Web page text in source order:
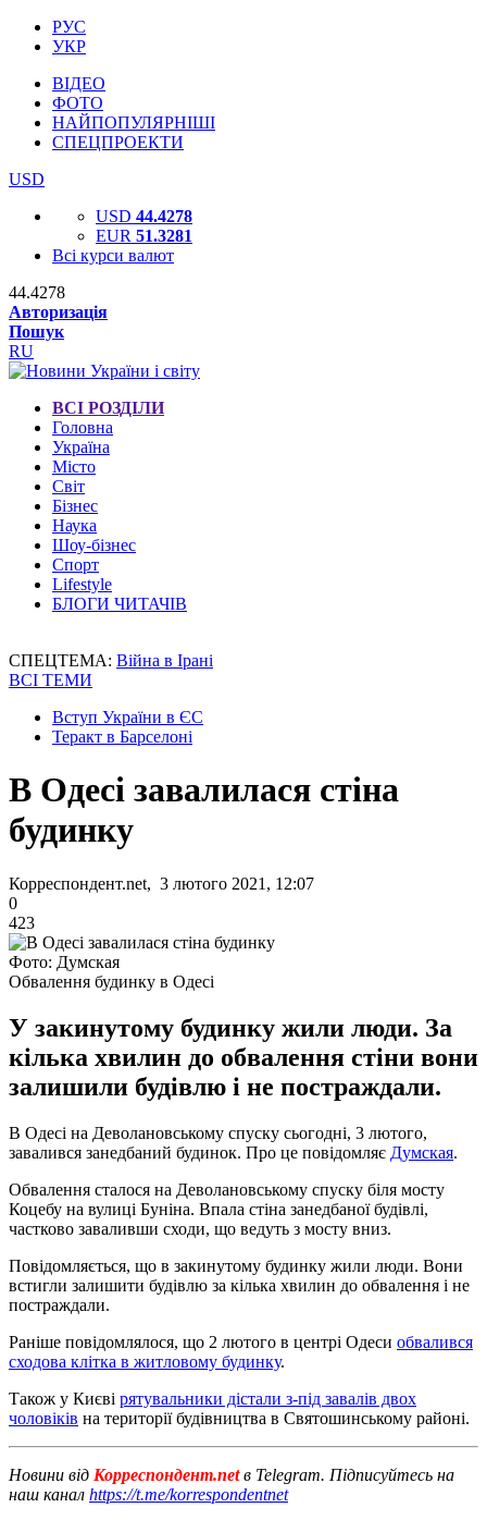
РУС
УКР
ВІДЕО
ФОТО
НАЙПОПУЛЯРНІШІ
СПЕЦПРОЕКТИ
USD
USD 44.4278
EUR 51.3281
Всі курси валют
44.4278
Авторизація
Пошук
RU
ВСІ РОЗДІЛИ
Головна
Україна
Місто
Світ
Бізнес
Наука
Шоу-бізнес
Спорт
Lifestyle
БЛОГИ ЧИТАЧІВ
СПЕЦТЕМА: Війна в Ірані
ВСІ ТЕМИ
Вступ України в ЄС
Теракт в Барселоні
В Одесі завалилася стіна
будинку
Корреспондент.net, 3 лютого 2021, 12:07
0
423
Фото: Думская
Обвалення будинку в Одесі
У закинутому будинку жили люди. За
кілька хвилин до обвалення стіни вони
залишили будівлю і не постраждали.
В Одесі на Деволановському спуску сьогодні, 3 лютого,
завалився занедбаний будинок. Про це повідомляє Думская.
Обвалення сталося на Деволановському спуску біля мосту
Коцебу на вулиці Буніна. Впала стіна занедбаної будівлі,
частково заваливши сходи, що ведуть з мосту вниз.
Повідомляється, що в закинутому будинку жили люди. Вони
встигли залишити будівлю за кілька хвилин до обвалення і не
постраждали.
Раніше повідомлялося, що 2 лютого в центрі Одеси обвалився
сходова клітка в житловому будинку.
Також у Києві рятувальники дістали з-під завалів двох
чоловіків на території будівництва в Святошинському районі.
Новини від Корреспондент.netв Telegram. Підписуйтесь на
наш канал https://t.me/korrespondentnet